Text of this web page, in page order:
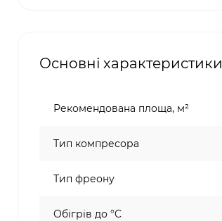
Основні характеристики
Рекомендована площа, м²
Тип компресора
Тип фреону
Обігрів до °C